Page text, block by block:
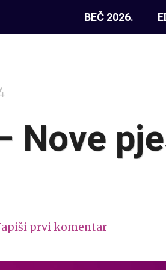
BEČ 2026.
Nove
prvi komentar